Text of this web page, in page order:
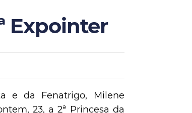
Expointer
e da Fenatrigo, Milene
23, a 2ª Princesa da